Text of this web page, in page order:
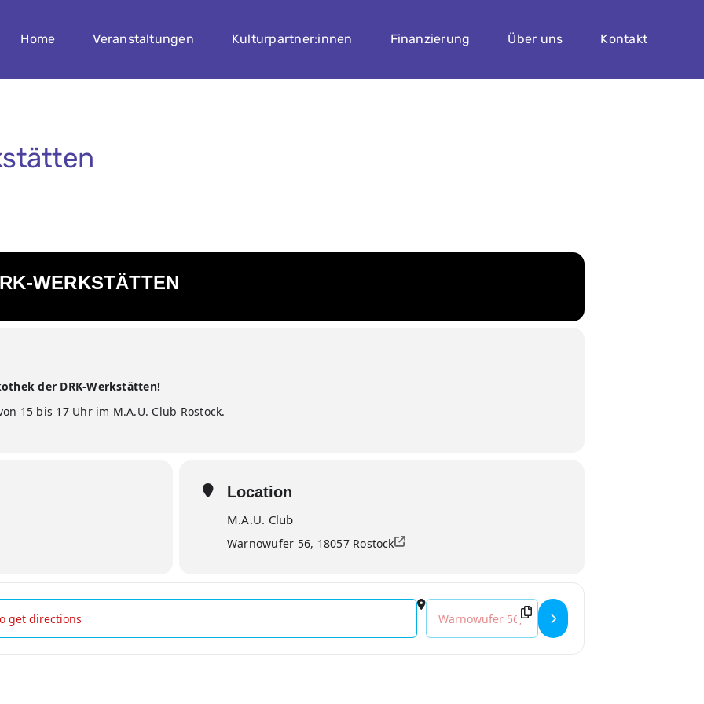
Home Veranstaltungen Kulturpartner:innen Finanzierung Über uns Kontakt
WERKSTÄTTEN
der DRK-Werkstätten!
15 bis 17 Uhr im M.A.U. Club Rostock.
Location
M.A.U. Club
Warnowufer 56, 18057 Rostock
DRK-Werkstätten [] Destination Address - Diskothek der DRK-